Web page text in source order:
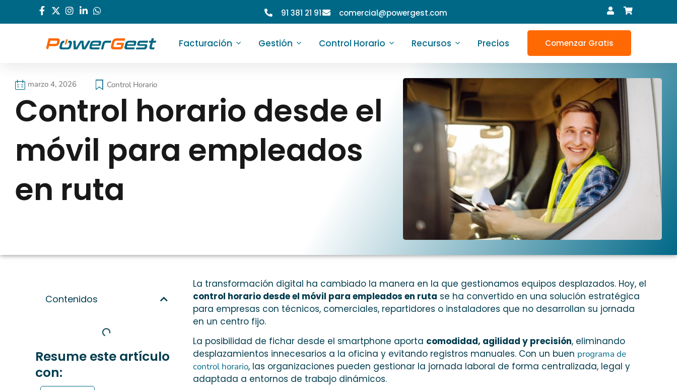
91 381 21 91 comercial@powergest.com
Facturación Gestión Control Horario Recursos Precios Comenzar Gratis
marzo 4, 2026 Control Horario
Control horario desde el
móvil para empleados
en ruta
Contenidos
Resume este artículo
con:
La transformación digital ha cambiado la manera en la que gestionamos equipos desplazados. Hoy, el
control horario desde el móvil para empleados en ruta se ha convertido en una solución estratégica
para empresas con técnicos, comerciales, repartidores o instaladores que no desarrollan su jornada
en un centro fijo.
La posibilidad de fichar desde el smartphone aporta comodidad, agilidad y precisión, eliminando
desplazamientos innecesarios a la oficina y evitando registros manuales. Con un buen programa de
control horario, las organizaciones pueden gestionar la jornada laboral de forma centralizada, legal y
adaptada a entornos de trabajo dinámicos.